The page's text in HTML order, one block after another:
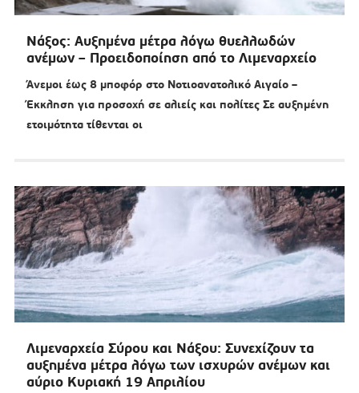
Νάξος: Αυξημένα μέτρα λόγω θυελλωδών
ανέμων – Προειδοποίηση από το Λιμεναρχείο
Άνεμοι έως 8 μποφόρ στο Νοτιοανατολικό Αιγαίο –
Έκκληση για προσοχή σε αλιείς και πολίτες Σε αυξημένη
ετοιμότητα τίθενται οι
Λιμεναρχεία Σύρου και Νάξου: Συνεχίζουν τα
αυξημένα μέτρα λόγω των ισχυρών ανέμων και
αύριο Κυριακή 19 Απριλίου